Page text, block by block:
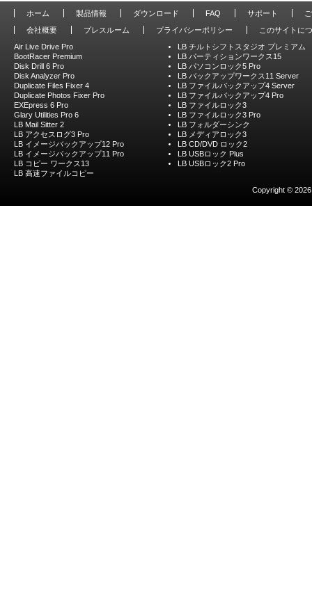
ホーム 製品情報 ダウンロード FAQ サポート
会社概要
プレスルーム プライバシーポリシー
このサイトに
Air Live Drive Pro
BootRacer Premium
Disk Drill 6 Pro
Disk Analyzer Pro
Duplicate Files Fixer 4
Duplicate Photos Fixer Pro
EXEpress 6 Pro
Glary Utilities Pro 6
LB Mail Sitter 2
LB アクセスログ3 Pro
LB イメージバックアップ12 Pro
LB イメージバックアップ11 Pro
LB コピー ワークス13
LB 高速ファイルコピー
LB チルトシフトスタジオ プレミアム
LB パーティションワークス15
LB パソコンロック5 Pro
LB バックアップワークス11 Server
LB ファイルバックアップ4 Server
LB ファイルバックアップ4 Pro
LB ファイルロック3
LB ファイルロック3 Pro
LB フォルダーシンク
LB メディアロック3
LB CD/DVD ロック2
LB USBロック Plus
LB USBロック2 Pro
Copyright ©